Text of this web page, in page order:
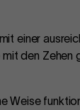
einer
den Zehen
Weise